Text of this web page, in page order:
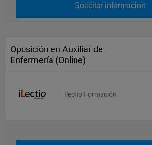
Solicitar información
Oposición en Auxiliar de
Enfermería (Online)
Ilectio Formación